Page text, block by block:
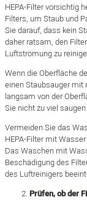
HEPA-Filter vorsichtig
Filters, um Staub und
Sie darauf, dass kein
daher ratsam, den
Luftströmung zu
Wenn die Oberfläche
einen Staubsauger mit
langsam von der
Sie nicht zu viel
Vermeiden Sie das
HEPA-Filter mit
Das Waschen mit
Beschädigung des
des Luftreinigers
Prüfen, ob der